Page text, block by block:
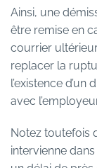
Ainsi, une
être remise en
courrier
replacer la
l’existence
avec
Notez toutefois
intervienne